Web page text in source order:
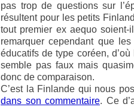
pas trop de questions sur
résultent pour les petits
tout premier ex aequo soient-
remarquer cependant que
éducatifs de type coréen,
semble pas faux mais
donc de comparaison.
C’est la Finlande qui nous
dans son commentaire. Ce